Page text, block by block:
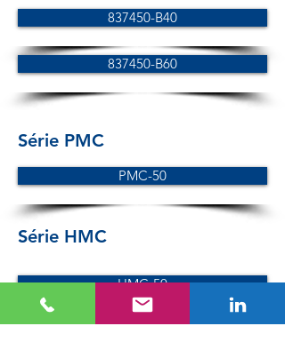
837450-B40
837450-B60
Série PMC
PMC-50
Série HMC
HMC-50